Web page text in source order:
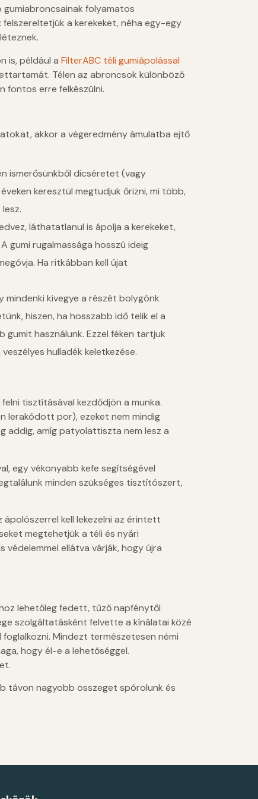
gumiabroncsainak folyamatos
a kerekeket, néha egy-egy
is, például a FilterABC téli gumiápolással
Télen az abroncsok különböző
fontos erre felkészülni.
akkor a végeredmény ámulatba ejtő
ismerősünkből dicséretet (vagy
keresztül megtudjuk őrizni, mi több,
láthatatlanul is ápolja a kerekeket,
gumi rugalmassága hosszú ideig
Ha ritkábban kell újat
kivegye a részét bolygónk
hiszen, ha hosszabb idő telik el a
használunk. Ezzel féken tartjuk
hulladék keletkezése.
tisztításával kezdődjön a munka.
lerakódott por), ezeket nem mindig
addig, amíg patyolattiszta nem lesz a
egy vékonyabb kefe segítségével
minden szükséges tisztítószert,
kell lekezelni az érintett
megtehetjük a téli és nyári
védelemmel ellátva várják, hogy újra
lehetőleg fedett, tűző napfénytől
szolgáltatásként felvette a kínálatai közé
Mindezt természetesen némi
hogy él-e a lehetőséggel.
távon nagyobb összeget spórolunk és